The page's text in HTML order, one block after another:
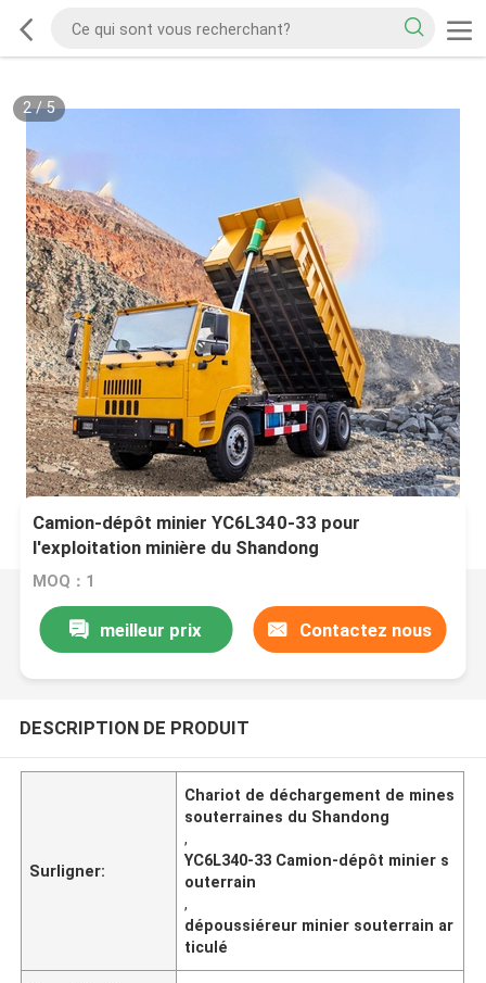
2/5
Camion-dépôt minier YC6L340-33 pour
l'exploitation minière du Shandong
MOQ：1
meilleur prix Contactez nous
DESCRIPTION DE PRODUIT
Surligner:
Chariot de déchargement de mines
souterraines du Shandong
,
YC6L340-33 Camion-dépôt minier s
outerrain
,
dépoussiéreur minier souterrain ar
ticulé